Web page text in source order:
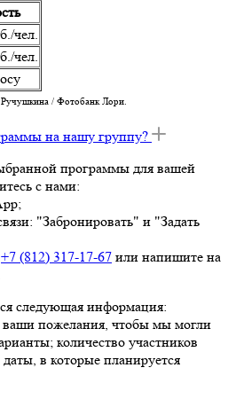
чел.
чел.
/ Фотобанк Лори.
на нашу группу?
программы для вашей
с нами:
"Забронировать" и "Задать
+7 (812) 317-17-67 или напишите на
следующая информация:
пожелания, чтобы мы могли
количество участников
в которые планируется